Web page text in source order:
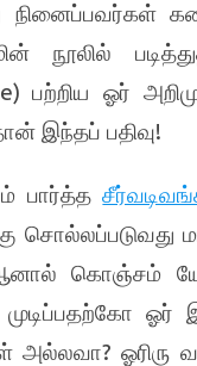
நூலில்
பற்றிய ஓர்
இந்தப் பதிவு!
பார்த்த
சொல்லப்படுவது
கொஞ்சம்
அல்லவா?ஓரிரு